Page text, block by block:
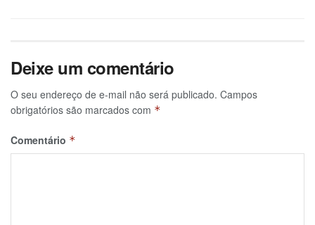
Deixe um comentário
O seu endereço de e-mail não será publicado. Campos
obrigatórios são marcados com *
Comentário *